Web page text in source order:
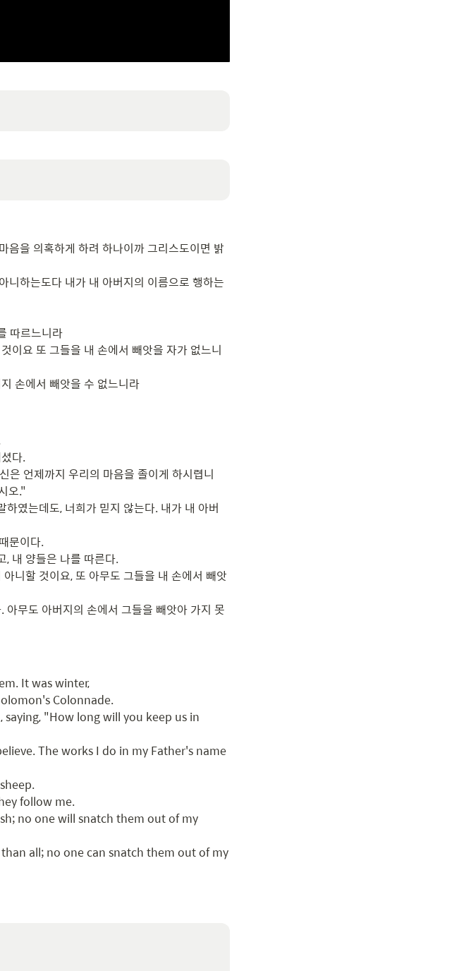
을 의혹하게 하려 하나이까 그리스도이면 밝
하는도다 내가 내 아버지의 이름으로 행하는
따르느니라
이요 또 그들을 내 손에서 빼앗을 자가 없느니
손에서 빼앗을 수 없느니라
다.
언제까지 우리의 마음을 졸이게 하시렵니
오."
였는데도, 너희가 믿지 않는다. 내가 내 아버
문이다.
, 내 양들은 나를 따른다.
니할 것이요, 또 아무도 그들을 내 손에서 빼앗
무도 아버지의 손에서 그들을 빼앗아 가지 못
It was winter,
Colonnade.
"How long will you keep us in
The works I do in my Father's name
follow me.
no one will snatch them out of my
all; no one can snatch them out of my